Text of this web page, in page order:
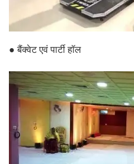
● बैंक्वेट एवं पार्टी हॉल